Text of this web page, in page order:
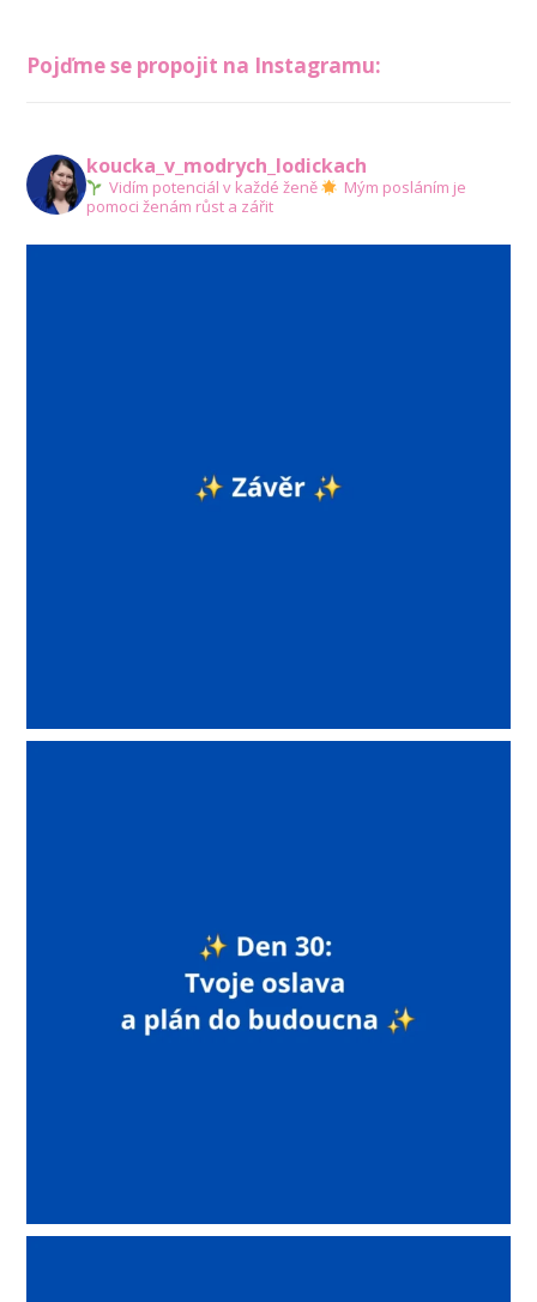
Pojďme se propojit na Instagramu:
koucka_v_modrych_lodickach
Vidím potenciál v každé ženě
Mým posláním je
pomoci ženám růst a zářit